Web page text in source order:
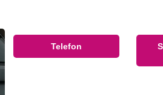
Telefon